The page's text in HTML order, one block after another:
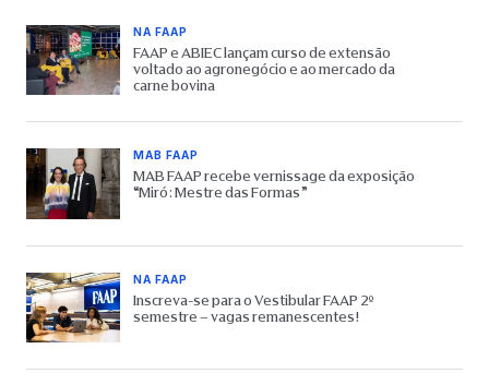
NA FAAP
FAAP e ABIEC lançam curso de extensão
voltado ao agronegócio e ao mercado da
carne bovina
MAB FAAP
MAB FAAP recebe vernissage da exposição
“Miró: Mestre das Formas”
NA FAAP
Inscreva-se para o Vestibular FAAP 2º
semestre – vagas remanescentes!